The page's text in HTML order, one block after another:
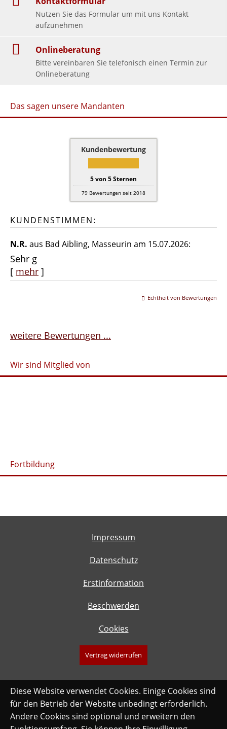
Nutzen Sie das Formular um mit uns Kontakt
aufzunehmen
Onlineberatung
Bitte vereinbaren Sie telefonisch einen Termin zur
Onlineberatung
Das sagen unsere Mandanten
Kundenbewertung
5von 5Sternen
79 Bewertungen seit 2018
KUNDENSTIMMEN:
N.R. aus Bad Aibling, Masseurin am 15.07.2026:
Sehr g
[ mehr ]
Echtheit von Bewertungen
weitere Bewertungen ...
Wir sind Mitglied von
Fortbildung
Impressum
Datenschutz
Erstinformation
Beschwerden
Cookies
Vertrag widerrufen
Diese Website verwendet Cookies. Einige Cookies sind
für den Betrieb der Website unbedingt erforderlich.
Andere Cookies sind optional und erweitern den